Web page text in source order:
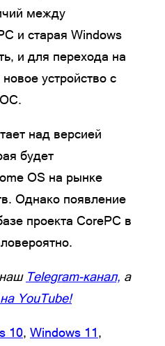
между
и старая Windows
и для перехода на
устройство с
ОС.
над версией
будет
OS на рынке
Однако появление
проекта CorePC в
Telegram-канал, а
YouTube!
10, Windows 11